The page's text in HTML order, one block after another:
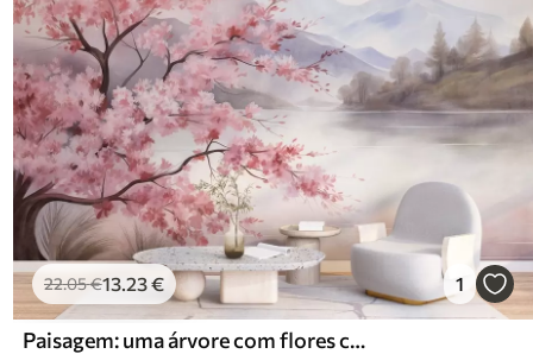
22.05€13.23€ 1
Paisagem: uma árvore com flores cor-de-rosa, um lago e montanhas envoltas em neblina ao fundo